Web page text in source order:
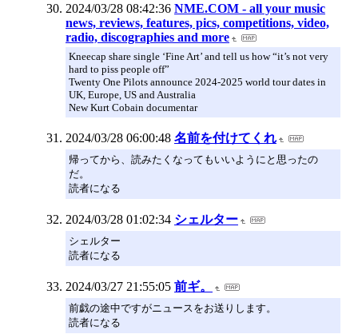
2024/03/28 08:42:36 NME.COM - all your music
news, reviews, features, pics, competitions, video,
radio, discographies and more
Kneecap share single ‘Fine Art’ and tell us how “it’s not very
hard to piss people off”
Twenty One Pilots announce 2024-2025 world tour dates in
UK, Europe, US and Australia
New Kurt Cobain documentar
2024/03/28 06:00:48 名前を付けてくれ
帰ってから、読みたくなってもいいようにと思ったの
だ。
読者になる
2024/03/28 01:02:34 シェルター
シェルター
読者になる
2024/03/27 21:55:05 前ギ。
前戯の途中ですがニュースをお送りします。
読者になる